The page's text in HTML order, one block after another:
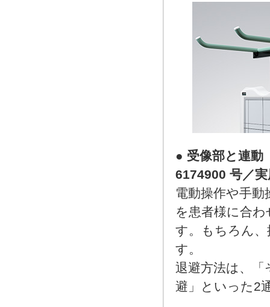
● 受像部と連動
6174900 号／
電動操作や手
を患者様に合
す。もちろん
す。
退避方法は、「
避」といった2